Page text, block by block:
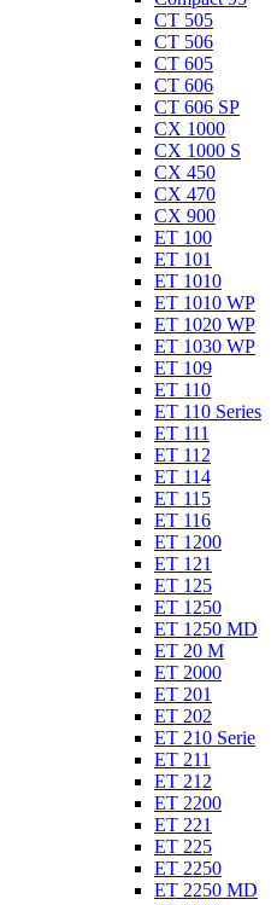
CT 505
CT 506
CT 605
CT 606
CT 606 SP
CX 1000
CX 1000 S
CX 450
CX 470
CX 900
ET 100
ET 101
ET 1010
ET 1010 WP
ET 1020 WP
ET 1030 WP
ET 109
ET 110
ET 110 Series
ET 111
ET 112
ET 114
ET 115
ET 116
ET 1200
ET 121
ET 125
ET 1250
ET 1250 MD
ET 20 M
ET 2000
ET 201
ET 202
ET 210 Serie
ET 211
ET 212
ET 2200
ET 221
ET 225
ET 2250
ET 2250 MD